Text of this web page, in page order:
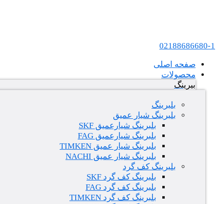
02188686680-1
صفحه اصلی
محصولات
بیرینگ
بلبرینگ
بلبرینگ شیار عمیق
بلبرینگ شیارعمیق SKF
بلبرینگ شیارعمیق FAG
بلبرینگ شیار عمیق TIMKEN
بلبرینگ شیار عمیق NACHI
بلبرینگ کف گرد
بلبرینگ کف گرد SKF
بلبرینگ کف گرد FAG
بلبرینگ کف گرد TIMKEN